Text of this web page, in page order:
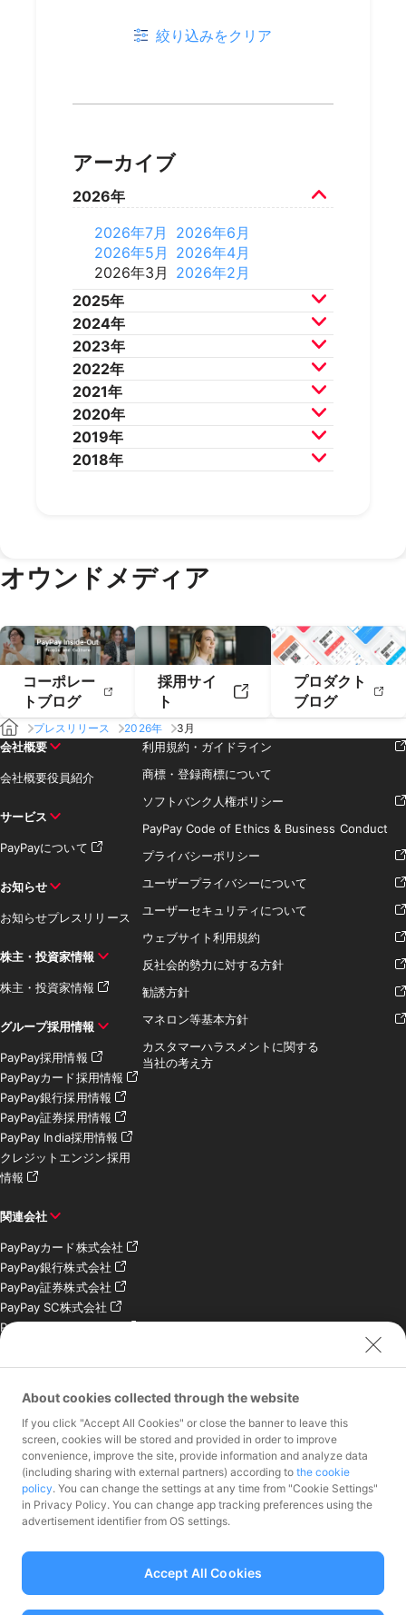
絞り込みをクリア
アーカイブ
2026年
2026年7月
2026年6月
2026年5月 2026年4月
2026年3月 2026年2月
2025年
2025年12月2025年11月
2025年10月2025年9月
2025年8月 2025年7月
2025年6月
2025年4月
2025年2月
2024年
2024年12月2024年11月
2024年10月2024年9月
2024年8月 2024年7月
2024年6月
2024年4月
2024年2月
2023年
2023年12月2023年11月
2023年10月2023年9月
2023年8月 2023年7月
2023年6月
2023年4月
2022年
2022年12月2022年11月
2022年10月2022年9月
2022年8月 2022年7月
2022年6月
2021年
2021年12月2021年11月
2021年10月2021年9月
2021年8月 2021年7月
2020年
2020年12月2020年11月
2020年10月2020年9月
2019年
2019年12月2019年11月
2019年2月
2019年1月
2018年
オウンドメディア
コーポレー
トブログ
採用サイ
ト
プロダクト
ブログ
プレスリリース 2026年 3月
会社概要
会社概要役員紹介
サービス
PayPayについて
お知らせ
お知らせプレスリリース
株主・投資家情報
株主・投資家情報
グループ採用情報
PayPay採用情報
PayPayカード採用情報
PayPay銀行採用情報
PayPay証券採用情報
PayPay India採用情報
クレジットエンジン採用
情報
関連会社
PayPayカード株式会社
PayPay銀行株式会社
PayPay証券株式会社
PayPay SC株式会社
PayPay India Pvt. Ltd.
会社
お問い合わせ
加盟店様専用お問い合わ
報道関係者様専用お問い
合わせ
株主・投資家様専用お問
利用規約・ガイドライン
商標・登録商標について
ソフトバンク人権ポリシー
PayPay Code of Ethics & Business Conduct
プライバシーポリシー
ユーザープライバシーについて
ユーザーセキュリティについて
ウェブサイト利用規約
反社会的勢力に対する方針
勧誘方針
マネロン等基本方針
カスタマーハラスメントに関する
当社の考え方
About cookies collected through the website
If you click "Accept All Cookies" or close the banner to leave this
screen, cookies will be stored and provided in order to improve
convenience, improve the site, provide information and analyze data
(including sharing with external partners) according to the cookie
policy. You can change the settings at any time from "Cookie Settings"
in Privacy Policy. You can change app tracking preferences using the
advertisement identifier from OS settings.
Accept All Cookies